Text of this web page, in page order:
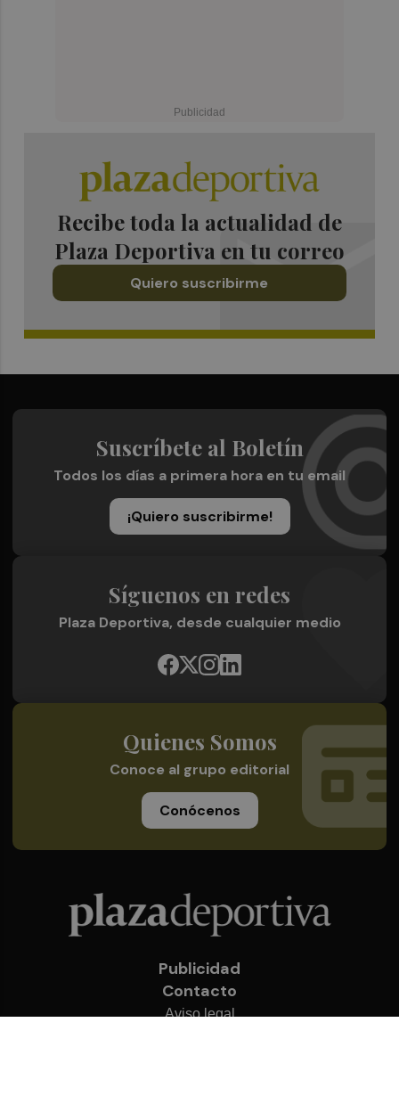
Recibe toda la actualidad de
Plaza Deportiva en tu correo
Quiero suscribirme
Suscríbete al Boletín
Todos los días a primera hora en tu email
¡Quiero suscribirme!
Síguenos en redes
Plaza Deportiva, desde cualquier medio
Quienes Somos
Conoce al grupo editorial
Conócenos
Publicidad
Contacto
Aviso legal